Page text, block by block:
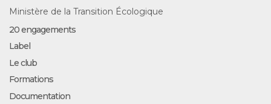
Ministère de la Transition Écologique
20 engagements
Label
Le club
Formations
Documentation